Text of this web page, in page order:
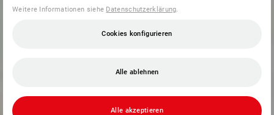
Weitere Informationen siehe Datenschutzerklärung
Cookies konfigurieren
Alle ablehnen
Alle akzeptieren